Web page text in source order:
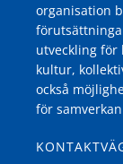
organisation
utveckling för
kultur,
också
för